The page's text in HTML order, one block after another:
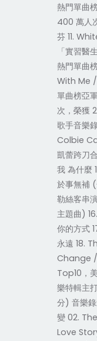
熱門單曲
400 萬人
芬 11.
「實習醫
熱門單曲
With Me /
單曲榜亞
次，榮獲
歌手音樂
Colbie
凱蕾跨刀
我 為什麼
於事無補
勒絲客串
主題曲)
你的方式
永遠 18.
Change /
Top10，
樂特輯主
分) 音樂
變 02.
Love